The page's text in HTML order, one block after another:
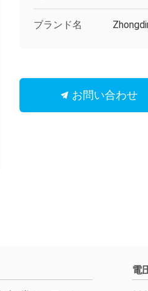
ブランド名
お問い合わせ
電